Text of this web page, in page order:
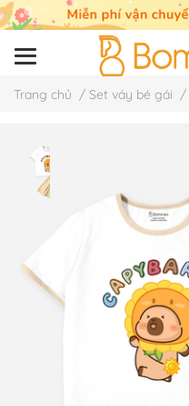
Trang chủ / Set váy bé gái /